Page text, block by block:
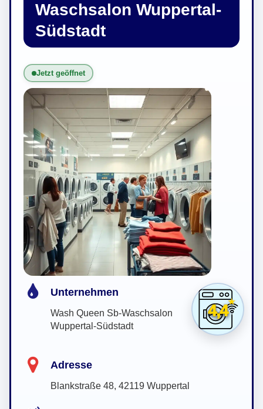
Waschsalon Wuppertal-
Südstadt
Jetzt geöffnet
4,4
Unternehmen
Wash Queen Sb-Waschsalon
Wuppertal-Südstadt
Adresse
Blankstraße 48, 42119 Wuppertal